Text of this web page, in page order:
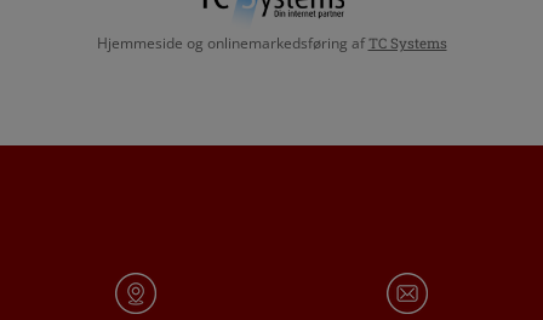
Hjemmeside og onlinemarkedsføring afTC Systems